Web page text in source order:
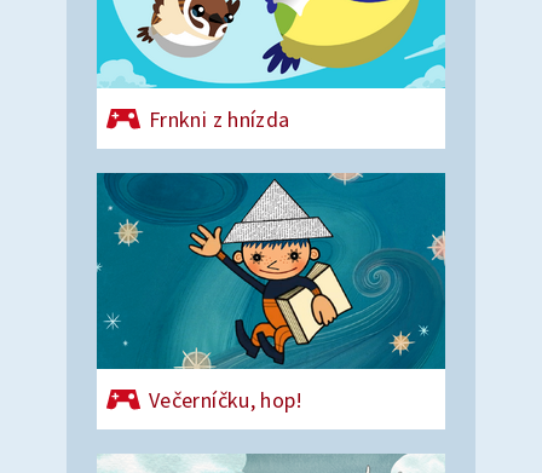
Frnkni z hnízda
Večerníčku, hop!